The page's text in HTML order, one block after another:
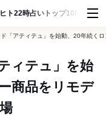
ト22時占い トップ100 スナッ
「アティテュ」を始動、20年続く
ィテュ」を始
商品をリモデ